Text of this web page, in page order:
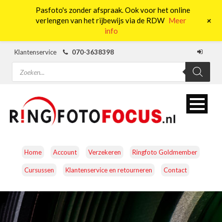
Klantenservice
070-3638398
Producten
zoeken
Home Account Verzekeren Ringfoto Goldmember
Cursussen Klantenservice en retourneren Contact
CAMERA’S OBJECTIEVEN ACCESSOIRES
Pasfoto's zonder afspraak. Ook voor het online
verlengen van het rijbewijs via de RDW Meer
info
+